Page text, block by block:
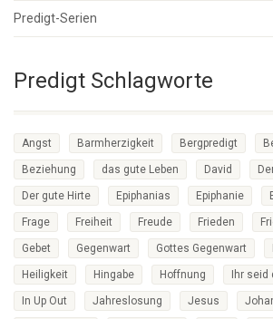
Predigt-Serien
Predigt Schlagworte
Angst Barmherzigkeit Bergpredigt
Beziehung das gute Leben David
Der gute Hirte Epiphanias Epiphanie
Frage Freiheit Freude Frieden
Gebet Gegenwart Gottes Gegenwart
Heiligkeit Hingabe Hoffnung Ihr seid
In Up Out Jahreslosung Jesus